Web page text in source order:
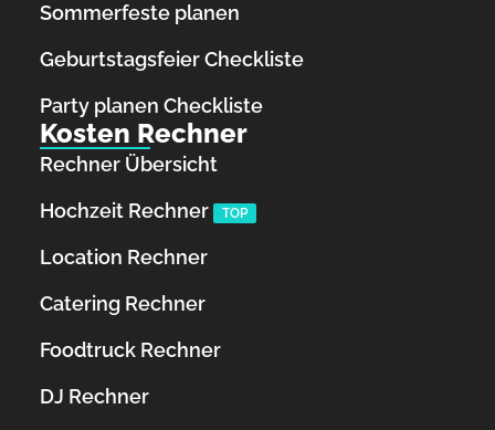
Sommerfeste planen
Geburtstagsfeier Checkliste
Party planen Checkliste
Kosten Rechner
Rechner Übersicht
Hochzeit Rechner
TOP
Location Rechner
Catering Rechner
Foodtruck Rechner
DJ Rechner